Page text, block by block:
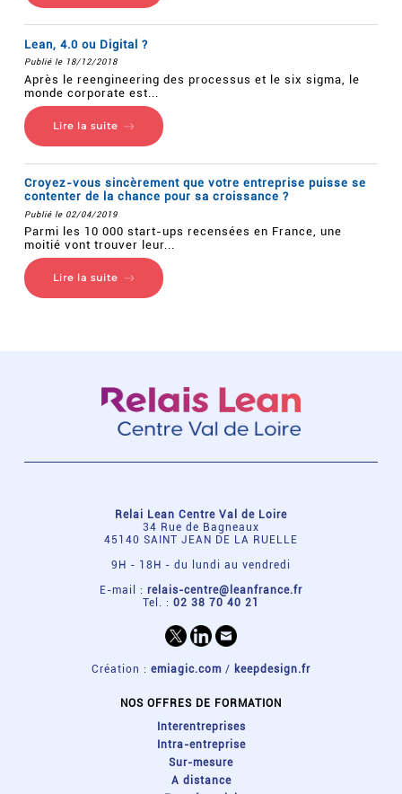
Lean, 4.0 ou Digital ?
Publié le 18/12/2018
Après le reengineering des processus et le six sigma, le
monde corporate est...
Lire la suite
Croyez-vous sincèrement que votre entreprise puisse se
contenter de la chance pour sa croissance ?
Publié le 02/04/2019
Parmi les 10 000 start-ups recensées en France, une
moitié vont trouver leur...
Lire la suite
Relai Lean Centre Val de Loire
34 Rue de Bagneaux
45140 SAINT JEAN DE LA RUELLE
9H - 18H - du lundi au vendredi
E-mail : relais-centre@leanfrance.fr
Tel. : 02 38 70 40 21
Création : emiagic.com / keepdesign.fr
NOS OFFRES DE FORMATION
Interentreprises
Intra-entreprise
Sur-mesure
A distance